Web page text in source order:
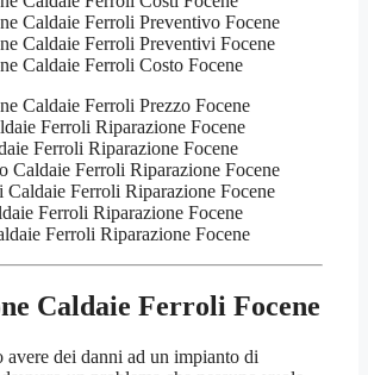
Caldaie Ferroli Preventivo Focene
Caldaie Ferroli Preventivi Focene
Caldaie Ferroli Costo Focene
Caldaie Ferroli Prezzo Focene
Ferroli Riparazione Focene
Ferroli Riparazione Focene
Caldaie Ferroli Riparazione Focene
Caldaie Ferroli Riparazione Focene
Ferroli Riparazione Focene
Ferroli Riparazione Focene
Caldaie Ferroli Focene
dei danni ad un impianto di